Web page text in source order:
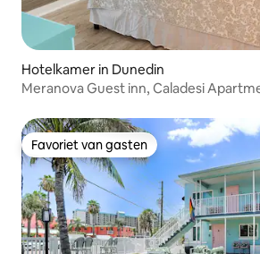
Hotelkamer in Dunedin
Meranova Guest inn, Caladesi
Favoriet van gasten
Favoriet van gasten